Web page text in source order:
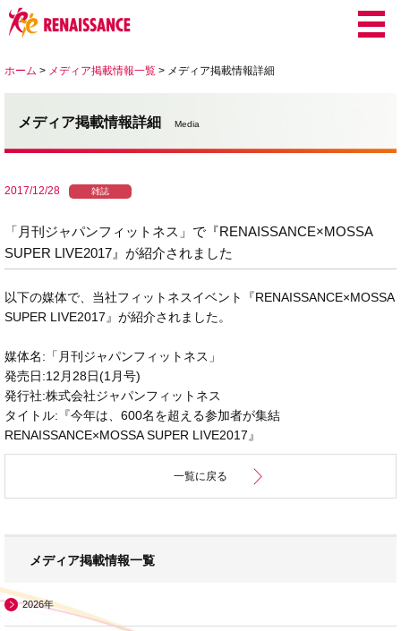
ホーム > メディア掲載情報一覧 > メディア掲載情報詳細
メディア掲載情報詳細 Media
2017/12/28 雑誌
「月刊ジャパンフィットネス」で『RENAISSANCE×MOSSA
SUPER LIVE2017』が紹介されました
以下の媒体で、当社フィットネスイベント『RENAISSANCE×MOSSA
SUPER LIVE2017』が紹介されました。
媒体名:「月刊ジャパンフィットネス」
発売日:12月28日(1月号)
発行社:株式会社ジャパンフィットネス
タイトル:『今年は、600名を超える参加者が集結
RENAISSANCE×MOSSA SUPER LIVE2017』
一覧に戻る
メディア掲載情報一覧
2026年